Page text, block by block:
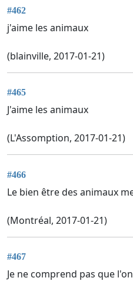
#462
j'aime les animaux
(blainville, 2017-01-21)
#465
J'aime les animaux
(L'Assomption, 2017-01-21)
#466
Le bien être des animaux
(Montréal, 2017-01-21)
#467
Je ne comprend pas que